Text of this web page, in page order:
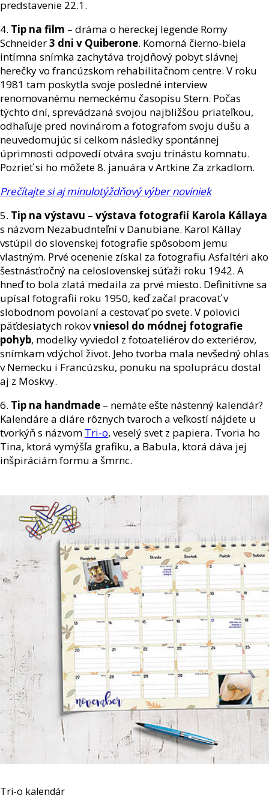
predstavenie 22.1.
4. Tip na film – dráma o hereckej legende Romy
Schneider3 dni v Quiberone. Komorná čierno-biela
intímna snímka zachytáva trojdňový pobyt slávnej
herečky vo francúzskom rehabilitačnom centre. V roku
1981 tam poskytla svoje posledné interview
renomovanému nemeckému časopisu Stern. Počas
týchto dní, sprevádzaná svojou najbližšou priateľkou,
odhaľuje pred novinárom a fotografom svoju dušu a
neuvedomujúc si celkom následky spontánnej
úprimnosti odpovedí otvára svoju trinástu komnatu.
Pozrieť si ho môžete 8. januára v Artkine Za zrkadlom.
Prečítajte si aj minulotýždňový výber noviniek
5. Tip na výstavu – výstava fotografií Karola Kállaya
s názvom Nezabudnteľní v Danubiane. Karol Kállay
vstúpil do slovenskej fotografie spôsobom jemu
vlastným. Prvé ocenenie získal za fotografiu Asfaltéri ako
šestnásťročný na celoslovenskej súťaži roku 1942. A
hneď to bola zlatá medaila za prvé miesto. Definitívne sa
upísal fotografii roku 1950, keď začal pracovať v
slobodnom povolaní a cestovať po svete. V polovici
päťdesiatych rokovvniesol do módnej fotografie
pohyb, modelky vyviedol z fotoateliérov do exteriérov,
snímkam vdýchol život. Jeho tvorba mala nevšedný ohlas
v Nemecku i Francúzsku, ponuku na spoluprácu dostal
aj z Moskvy.
6. Tip na handmade – nemáte ešte nástenný kalendár?
Kalendáre a diáre rôznych tvaroch a veľkostí nájdete u
tvorkýň s názvom Tri-o, veselý svet z papiera. Tvoria ho
Tina, ktorá vymýšľa grafiku, a Babula, ktorá dáva jej
inšpiráciám formu a šmrnc.
Tri-o kalendár